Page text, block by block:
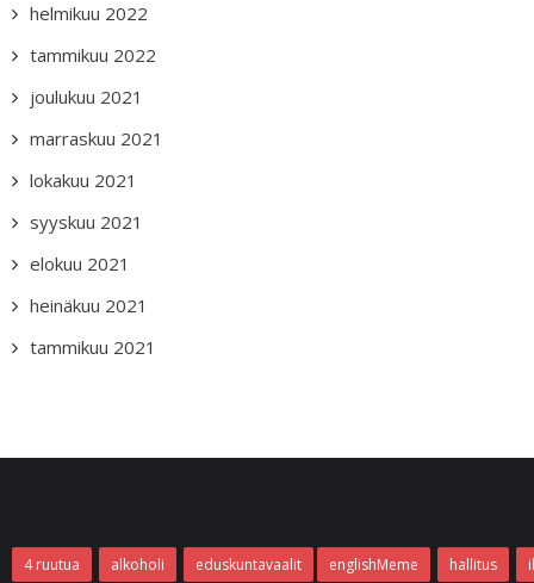
helmikuu 2022
tammikuu 2022
joulukuu 2021
marraskuu 2021
lokakuu 2021
syyskuu 2021
elokuu 2021
heinäkuu 2021
tammikuu 2021
4 ruutua alkoholi eduskuntavaalit englishMeme hallitus